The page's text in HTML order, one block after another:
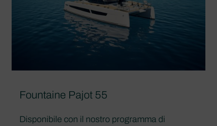
Fountaine Pajot 55
Disponibile con il nostro programma di